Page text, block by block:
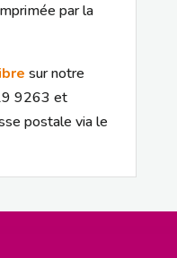
par la
sur notre
9263 et
postale via le